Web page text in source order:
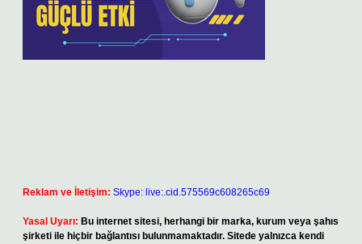
Reklam ve İletişim: Skype: live:.cid.575569c608265c69
Yasal Uyarı: Bu internet sitesi, herhangi bir marka, kurum veya şahıs
şirketi ile hiçbir bağlantısı bulunmamaktadır. Sitede yalnızca kendi